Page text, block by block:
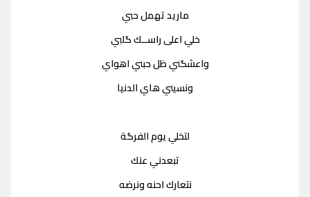
ماريد تهمل حبي
خلي اعلى راســك گلبي
واعشگني ظل حبني اهواي
ونسيني هاي الدنيا
لتخلي يوم الفرگة
تبعدني عنك
نتعارك احنه ونرضه